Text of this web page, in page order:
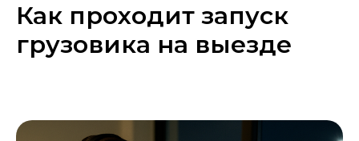
Как проходит запуск
грузовика на выезде